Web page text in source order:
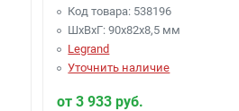
Код товара: 538196
ШхВхГ: 90x82x8,5 мм
Legrand
Уточнить наличие
от 3 933 руб.